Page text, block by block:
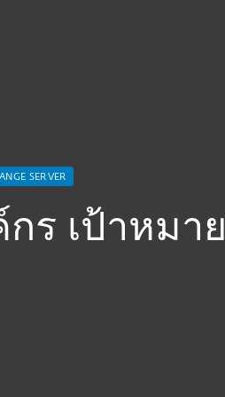
SERVER
ร เป้าหมาย